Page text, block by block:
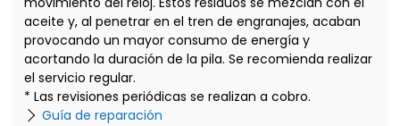
aceite y, al penetrar en el tren de engranajes, acaban
provocando un mayor consumo de energía y
acortando la duración de la pila. Se recomienda realizar
el servicio regular.
* Las revisiones periódicas se realizan a cobro.
Guía de reparación